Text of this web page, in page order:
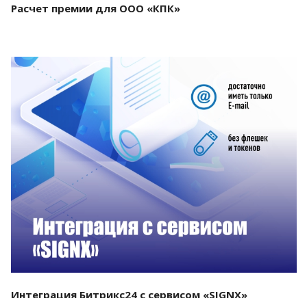
Расчет премии для ООО «КПК»
Смотреть проект
Интеграция Битрикс24 с сервисом «SIGNX»